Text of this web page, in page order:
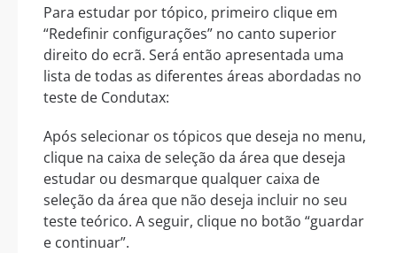
Para estudar por tópico, primeiro clique em
“Redefinir configurações” no canto superior
direito do ecrã. Será então apresentada uma
lista de todas as diferentes áreas abordadas no
teste de Condutax:
Após selecionar os tópicos que deseja no menu,
clique na caixa de seleção da área que deseja
estudar ou desmarque qualquer caixa de
seleção da área que não deseja incluir no seu
teste teórico. A seguir, clique no botão “guardar
e continuar”.